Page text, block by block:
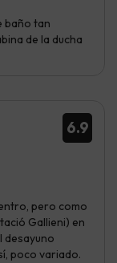
baño tan
de la ducha
6.9
pero como
Gallieni) en
desayuno
poco variado.